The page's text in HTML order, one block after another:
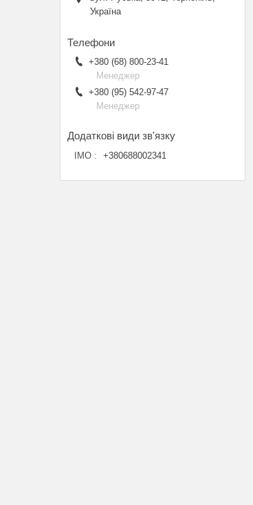
Україна
+380 (68) 800-23-41
Менеджер
+380 (95) 542-97-47
Менеджер
ІМО +380688002341